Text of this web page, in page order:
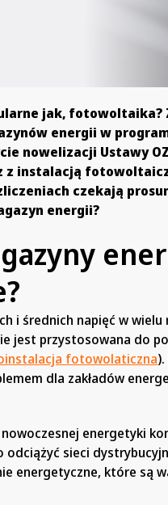
jak, fotowoltaika?
energii w
nowelizacji Ustawy
z instalacją
czekają
energii?
i średnich napięć w wielu
jest przystosowana do
fotowolaticzna
dla zakładów
energetyki
sieci
energetyczne, które są